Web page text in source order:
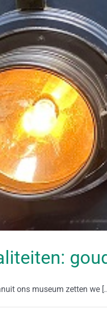
ons museum zetten we